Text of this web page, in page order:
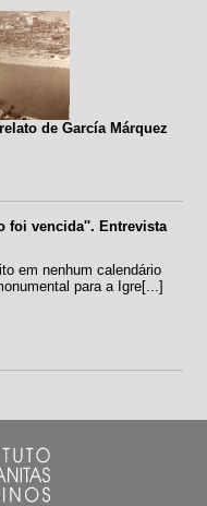
de García Márquez
foi vencida''. Entrevista
em nenhum calendário
para a Igre[...]